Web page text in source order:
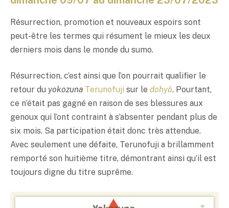
Résurrection, promotion et nouveaux espoirs sont
peut-être les termes qui résument le mieux les deux
derniers mois dans le monde du sumo.
Résurrection, c’est ainsi que l’on pourrait qualifier le
retour du yokozuna Terunofuji sur le dohyô. Pourtant,
ce n’était pas gagné en raison de ses blessures aux
genoux qui l’ont contraint à s’absenter pendant plus de
six mois. Sa participation était donc très attendue.
Avec seulement une défaite, Terunofuji a brillamment
remporté son huitième titre, démontrant ainsi qu’il est
toujours digne du titre suprême.